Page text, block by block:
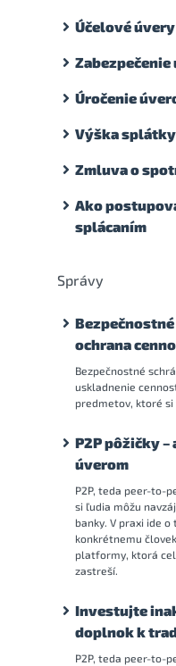
Účelové úvery
Zabezpečenie
Úročenie
Výška
Zmluva o
Ako
splácaním
Správy
ochrana
Bezpečnostné
uskladnenie
predmetov, ktoré si
P2P pôžičky
úverom
P2P, teda peer-to-
si ľudia môžu
banky. V praxi ide
konkrétnemu
platformy, ktorá
zastreší.
Investujte
doplnok k
P2P, teda peer-to-